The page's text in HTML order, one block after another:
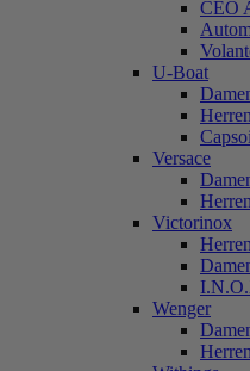
CEO
U-Boat
Herren
Versace
Herren
Victorinox
Herren
Wenger
Herren